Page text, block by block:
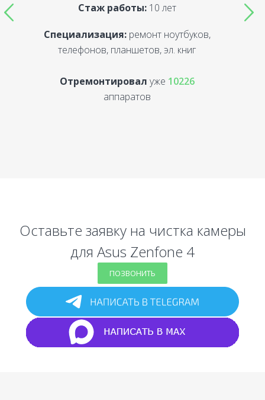
Стаж работы:10 лет
Специализация:ремонт ноутбуков,
телефонов, планшетов, эл. книг
Отремонтировал уже 10226
аппаратов
Оставьте заявку на чистка камеры
для Asus Zenfone 4
ПОЗВОНИТЬ